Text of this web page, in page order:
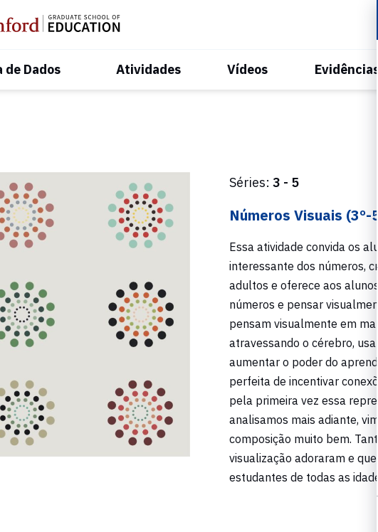
de Dados Atividades Vídeos Evidências
Séries: 3 - 5
Números Visuais (3º-
Essa atividade convida os
interessante dos números,
adultos e oferece aos
números e pensar
pensam visualmente em
atravessando o cérebro,
aumentar o poder do
perfeita de incentivar
pela primeira vez essa
analisamos mais adiante,
composição muito bem.
visualização adoraram e
estudantes de todas as